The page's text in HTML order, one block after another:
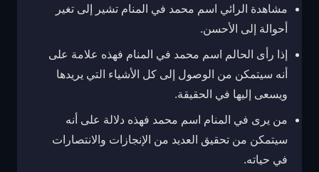
مشاهدة الرائي اسم محمد في المنام تشير إلى تغير
أحوالة إلى الأحسن.
إذا رأى الحالم اسم محمد في المنام فهذه علامة على
أنه سيتمكن من الوصول إلى كل الأشياء التي يريدها
ويسعى إليها في الحقيقة.
من يرى في المنام اسم محمد فهذه دلالة على أنه
سيتمكن من تحقيق العديد من الإنجازات والانتصارات
في حياته.